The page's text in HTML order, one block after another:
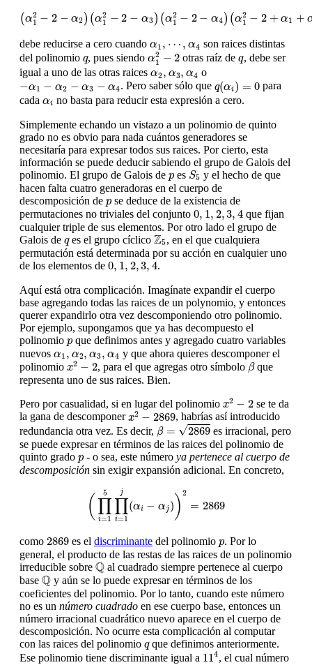
(α2
1 − 2 − α2 ) (α2
1 − 2 − α3 ) (α2
1 − 2 − α4 ) (α2
1 − 2 + α1 +
2 −2 −α (α − α3 )(α 2− )( α 2− +α 1 α
debe reducirse a cero cuando α1 , ⋯ , α4
α1 ⋯, α 4
son raices distintas
del polinomio q
q, pues siendoα2
1 − 2
α12− 2 otras raíz deq
q, debe ser
igual a uno de las otras raices α2, α3, α4
α2 α3,α 4 o
−α1 − α2 − α3 − α4
−α1 −α α4 . Pero saber sólo queq(αi) = 0
( )=
para
cada αi
αi no basta para reducir esta expresión a cero.
Simplemente echando un vistazo a un polinomio de quinto
grado no es obvio para nada cuántos generadores se
necesitaría para expresar todos sus raices. Por cierto, esta
información se puede deducir sabiendo el grupo de Galois del
polinomio. El grupo de Galois de p
pes S5
S5 y el hecho de que
hacen falta cuatro generadoras en el cuerpo de
descomposición de p
pse deduce de la existencia de
permutaciones no triviales del conjunto 0, 1 , 2,3, 4
0 1, ,3 4
que fijan
cualquier triple de sus elementos. Por otro lado el grupo de
Galois de q
qes el grupo cíclico Z5
Z5 , en el que cualquiera
permutación está determinada por su acción en cualquier uno
de los elementos de 0, 1 , 2,3, 4
0,1,2,3,4 .
Aquí está otra complicación. Imagínate expandir el cuerpo
base agregando todas las raices de un polynomio, y entonces
querer expandirlo otra vez descomponiendo otro polinomio.
Por ejemplo, supongamos que ya has decompuesto el
polinomio p
pque definimos antes y agregado cuatro variables
nuevos α1 , α2, α3, α4
α1 α2,α 3,α
y que ahora quieres descomponer el
polinomio x2 − 2
x2−2 , para el que agregas otro símbolo β
βque
representa uno de sus raices. Bien.
Pero por casualidad, si en lugar del polinomio x2 − 2
2
se te da
la gana de descomponerx2 − 2869
x 2−2869
, habrías así introducido
redundancia otra vez. Es decir, β = √2869
β=2869
es irracional, pero
se puede expresar en términos de las raices del polinomio de
quinto grado p
p- o sea, este número ya pertenece al cuerpo de
descomposición sin exigir expansión adicional. En concreto,
( 5
∏
i=1
j
∏
i=1
(αi − αj) ) 2
= 2869
∏i 5 )2
como 2869
2869 es el discriminante del polinomio p
p. Por lo
general, el producto de las restas de las raices de un polinomio
irreducible sobre Q
Q al cuadrado siempre pertenece al cuerpo
base Q
Q y aún se lo puede expresar en términos de los
coeficientes del polinomio. Por lo tanto, cuando este número
no es un número cuadrado en ese cuerpo base, entonces un
número irracional cuadrático nuevo aparece en el cuerpo de
descomposición. No ocurre esta complicación al computar
con las raices del polinomio q
qque definimos anteriormente.
Ese polinomio tiene discriminante igual a 114
114, el cual número